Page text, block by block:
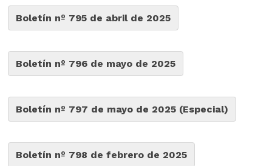
Boletín nº 795 de abril de 2025
Boletín nº 796 de mayo de 2025
Boletín nº 797 de mayo de 2025 (Especial)
Boletín nº 798 de febrero de 2025